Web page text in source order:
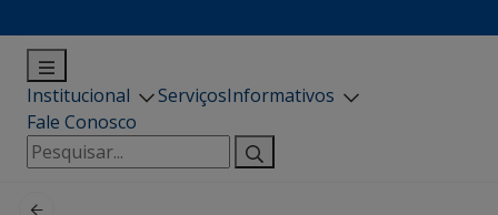
Institucional ServiçosInformativos
Fale Conosco
Pesquisar
por: